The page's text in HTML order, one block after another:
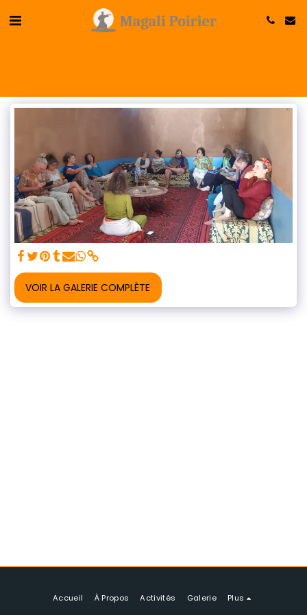
VOIR LA GALERIE COMPLÈTE
Accueil À Propos Activités Galerie
Plus